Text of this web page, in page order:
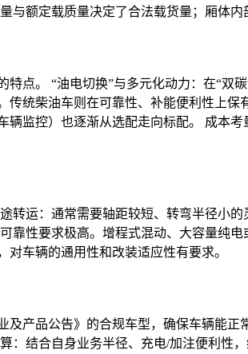
与额定载质量决定了合法载货量；厢体
点。 “油电切换”与多元化动力：在“
统柴油车则在可靠性、补能便利性上
监控）也逐渐从选配走向标配。 成本
转运：通常需要轴距较短、转弯半径小
靠性要求极高。增程式混动、大容量纯
车辆的通用性和改装适应性有要求。
产品公告》的合规车型，确保车辆能
：结合自身业务半径、充电/加注便利性